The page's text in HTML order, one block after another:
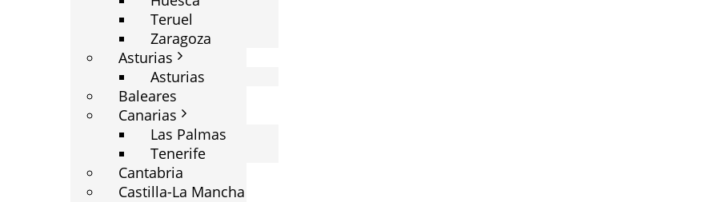
Teruel
Zaragoza
Asturias
Asturias
Baleares
Canarias
Las Palmas
Tenerife
Cantabria
Castilla-La Mancha